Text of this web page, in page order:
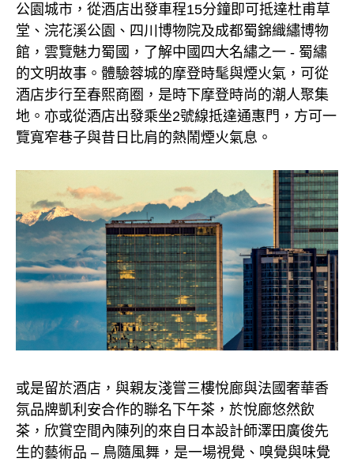
公園城市，從酒店出發車程15分鐘即可抵達杜甫草
堂、浣花溪公園、四川博物院及成都蜀錦織繡博物
館，雲覽魅力蜀國，了解中國四大名繡之一 - 蜀繡
的文明故事。體驗蓉城的摩登時髦與煙火氣，可從
酒店步行至春熙商圈，是時下摩登時尚的潮人聚集
地。亦或從酒店出發乘坐2號線抵達通惠門，方可一
覽寬窄巷子與昔日比肩的熱鬧煙火氣息。
或是留於酒店，與親友淺嘗三樓悅廊與法國奢華香
氛品牌凱利安合作的聯名下午茶，於悅廊悠然飲
茶，欣賞空間內陳列的來自日本設計師澤田廣俊先
生的藝術品 – 鳥隨風舞，是一場視覺、嗅覺與味覺